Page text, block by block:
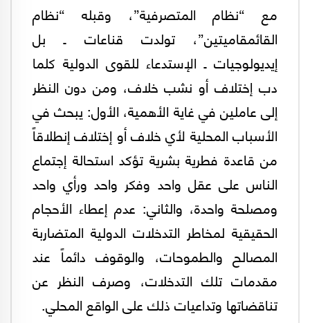
مع “نظام المتصرفية”، وقبله “نظام
القائمقاميتين”، تولدت قناعات ـ بل
إيديولوجيات ـ الإستدعاء للقوى الدولية كلما
دب إختلاف أو نشب خلاف، ومن دون النظر
إلى عاملين في غاية الأهمية، الأول: يبحث في
الأسباب المحلية لأي خلاف أو إختلاف إنطلاقاً
من قاعدة فطرية بشرية تؤكد استحالة إجتماع
الناس على عقل واحد وفكر واحد ورأي واحد
ومصلحة واحدة، والثاني: عدم إعطاء الأحجام
الحقيقية لمخاطر التدخلات الدولية المتضاربة
المصالح والطموحات، والوقوف دائماً عند
مقدمات تلك التدخلات، وصرف النظر عن
تناقضاتها وتداعيات ذلك على الواقع المحلي.